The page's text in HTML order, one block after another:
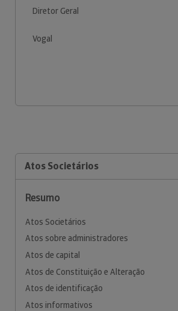
Diretor Geral
Vogal
Atos Societários
Resumo
Atos Societários
Atos sobre administradores
Atos de capital
Atos de Constituição e Alteração
Atos de identificação
Atos informativos